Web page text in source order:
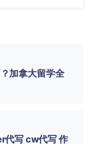
加拿大留学全
写 cw代写 作